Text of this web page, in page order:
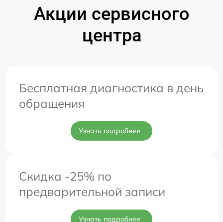
Акции сервисного
центра
Бесплатная диагностика в день
обращения
Узнать подробнее
Скидка -25% по
предварительной записи
Узнать подробнее